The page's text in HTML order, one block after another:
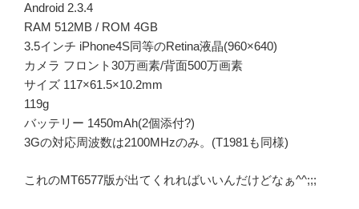
Android 2.3.4
RAM 512MB / ROM 4GB
3.5インチ iPhone4S同等のRetina液晶(960×640)
カメラ フロント30万画素/背面500万画素
サイズ 117×61.5×10.2mm
119g
バッテリー 1450mAh(2個添付?)
3Gの対応周波数は2100MHzのみ。(T1981も同様)
これのMT6577版が出てくれればいいんだけどなぁ^^;;;